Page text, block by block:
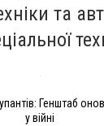
та
Генштаб
у війні